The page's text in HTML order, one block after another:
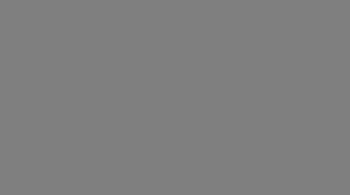
Stormen 1 (Västra